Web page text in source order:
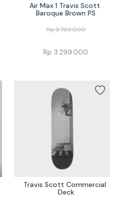
Air Max 1 Travis Scott
Baroque Brown PS
Rp3.799.000
Rp 3.299.000
Travis Scott Commercial
Deck